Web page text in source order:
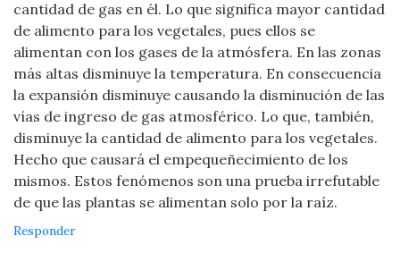
cantidad de gas en él. Lo que significa mayor cantidad
de alimento para los vegetales, pues ellos se
alimentan con los gases de la atmósfera. En las zonas
más altas disminuye la temperatura. En consecuencia
la expansión disminuye causando la disminución de las
vías de ingreso de gas atmosférico. Lo que, también,
disminuye la cantidad de alimento para los vegetales.
Hecho que causará el empequeñecimiento de los
mismos. Estos fenómenos son una prueba irrefutable
de que las plantas se alimentan solo por la raíz.
Responder